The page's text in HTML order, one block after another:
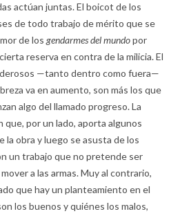
actúan juntas. El boicot de los
de todo trabajo de mérito que se
de los gendarmes del mundopor
reserva en contra de la milicia. El
—tanto dentro como fuera—
va en aumento, son más los que
algo del llamado progreso. La
por un lado, aporta algunos
la obra y luego se asusta de los
un trabajo que no pretende ser
a las armas. Muy al contrario,
que hay un planteamiento en el
los buenos y quiénes los malos,